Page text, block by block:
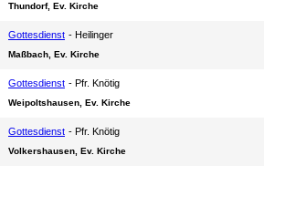
Thundorf, Ev. Kirche
Gottesdienst Heilinger
Maßbach, Ev. Kirche
Gottesdienst Pfr. Knötig
Weipoltshausen, Ev. Kirche
Gottesdienst Pfr. Knötig
Volkershausen, Ev. Kirche